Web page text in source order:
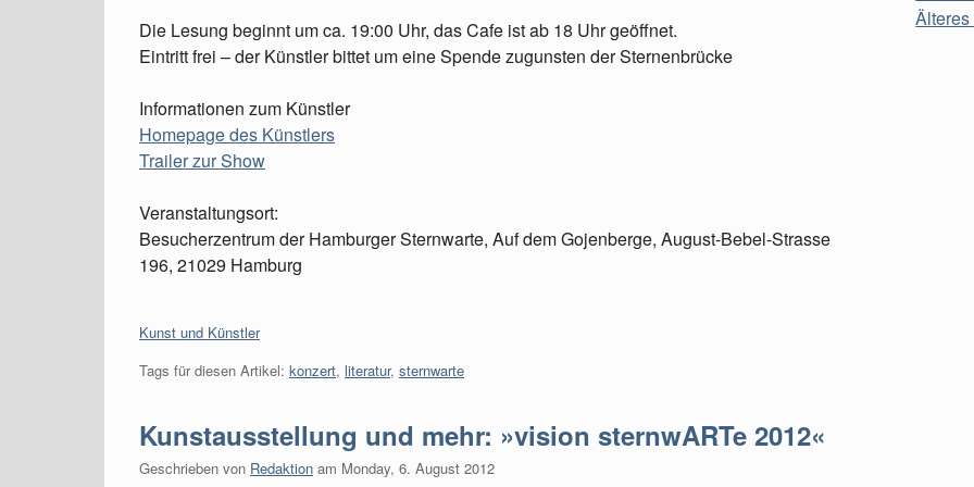
Die Lesung beginnt um ca. 19:00 Uhr, das Cafe ist ab 18 Uhr geöffnet.
Eintritt frei – der Künstler bittet um eine Spende zugunsten der Sternenbrücke
Informationen zum Künstler
Homepage des Künstlers
Trailer zur Show
Veranstaltungsort:
Besucherzentrum der Hamburger Sternwarte, Auf dem Gojenberge, August-Bebel-Strasse
196, 21029 Hamburg
Kategorien:
Kunst und Künstler
Tags für diesen Artikel: konzert, literatur, sternwarte
Kunstausstellung und mehr: »vision sternwARTe 2012«
Geschrieben von Redaktion am Monday, 6. August 2012
Älteres